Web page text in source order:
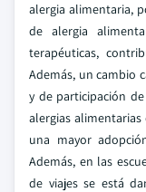
alergia alimentaria,
de alergia
terapéuticas,
Además, un cambio
y de participación
alergias
una mayor
Además, en las
de viajes se está